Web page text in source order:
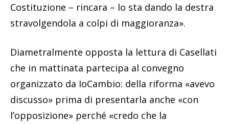
Costituzione – rincara – lo sta dando la destra
stravolgendola a colpi di maggioranza».
Diametralmente opposta la lettura di Casellati
che in mattinata partecipa al convegno
organizzato da IoCambio: della riforma «avevo
discusso» prima di presentarla anche «con
l’opposizione» perché «credo che la